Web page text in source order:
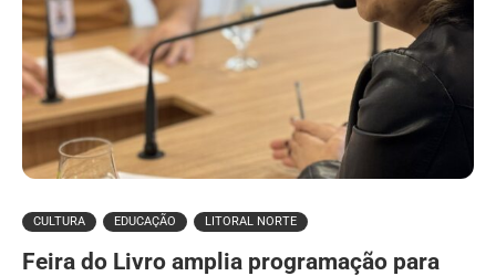
CULTURA EDUCAÇÃO LITORAL NORTE
Feira do Livro amplia programação para